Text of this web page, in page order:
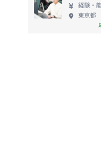
経験・
東京都